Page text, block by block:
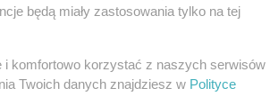
będą miały zastosowania tylko na tej
i komfortowo korzystać z naszych serwisów
Twoich danych znajdziesz w Polityce